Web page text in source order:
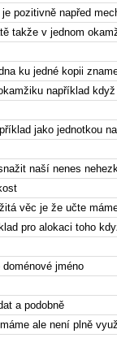
pozitivně napřed
takže v jednom
ku jedné kopii
například
jako jednotkou
naší nenes
věc je že učte
pro alokaci toho
jméno
a podobně
ale není plně